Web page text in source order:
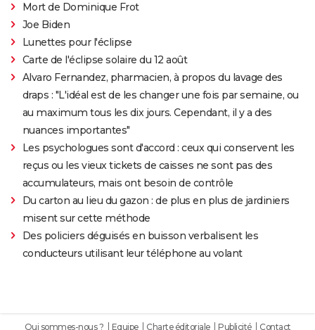
Mort de Dominique Frot
Joe Biden
Lunettes pour l'éclipse
Carte de l'éclipse solaire du 12 août
Alvaro Fernandez, pharmacien, à propos du lavage des
draps : "L'idéal est de les changer une fois par semaine, ou
au maximum tous les dix jours. Cependant, il y a des
nuances importantes"
Les psychologues sont d'accord : ceux qui conservent les
reçus ou les vieux tickets de caisses ne sont pas des
accumulateurs, mais ont besoin de contrôle
Du carton au lieu du gazon : de plus en plus de jardiniers
misent sur cette méthode
Des policiers déguisés en buisson verbalisent les
conducteurs utilisant leur téléphone au volant
Qui sommes-nous ? Equipe Charte éditoriale Publicité Contact